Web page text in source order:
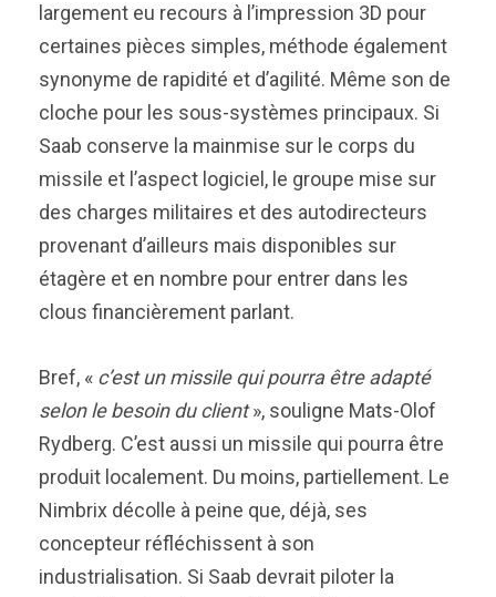
largement eu recours à l’impression 3D pour
certaines pièces simples, méthode également
synonyme de rapidité et d’agilité. Même son de
cloche pour les sous-systèmes principaux. Si
Saab conserve la mainmise sur le corps du
missile et l’aspect logiciel, le groupe mise sur
des charges militaires et des autodirecteurs
provenant d’ailleurs mais disponibles sur
étagère et en nombre pour entrer dans les
clous financièrement parlant.
Bref, « c’est un missile qui pourra être adapté
selon le besoin du client», souligne Mats-Olof
Rydberg. C’est aussi un missile qui pourra être
produit localement. Du moins, partiellement. Le
Nimbrix décolle à peine que, déjà, ses
concepteur réfléchissent à son
industrialisation. Si Saab devrait piloter la